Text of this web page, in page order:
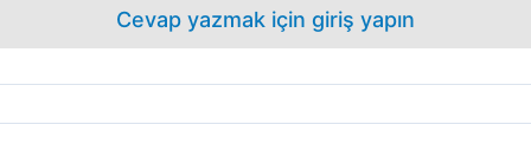
Cevap yazmak için giriş yapın